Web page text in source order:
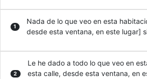
1
Nada de lo que veo en esta
desde esta ventana, en este lugar]
2
Le he dado a todo lo que veo en
esta calle, desde esta ventana, en